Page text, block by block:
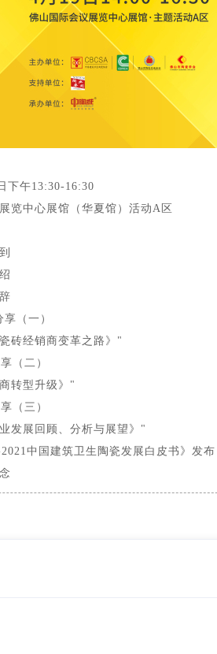
下午13:30-16:30
览中心展馆（华夏馆）活动A区
（一）
砖经销商变革之路》"
（二）
转型升级》"
（三）
发展回顾、分析与展望》"
中国建筑卫生陶瓷发展白皮书》发布